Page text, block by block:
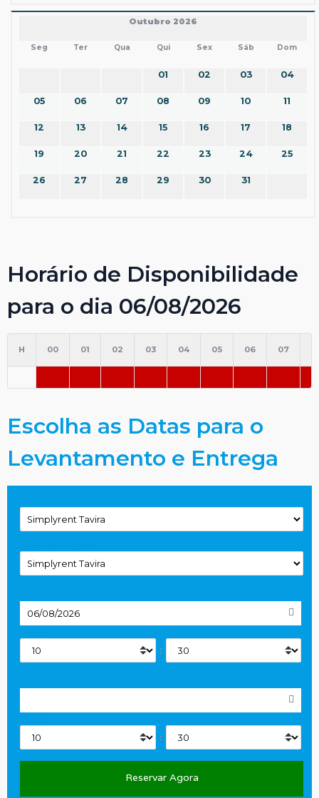
Outubro 2026
Seg Ter Qua Qui Sex Sáb Dom
01 02 03 04
05 06 07 08 09 10 11
12 13 14 15 16 17 18
19 20 21 22 23 24 25
26 27 28 29 30 31
Horário de Disponibilidade
para o dia 06/08/2026
H 00 01 02 03 04 05 06 07
Escolha as Datas para o
Levantamento e Entrega
:
: